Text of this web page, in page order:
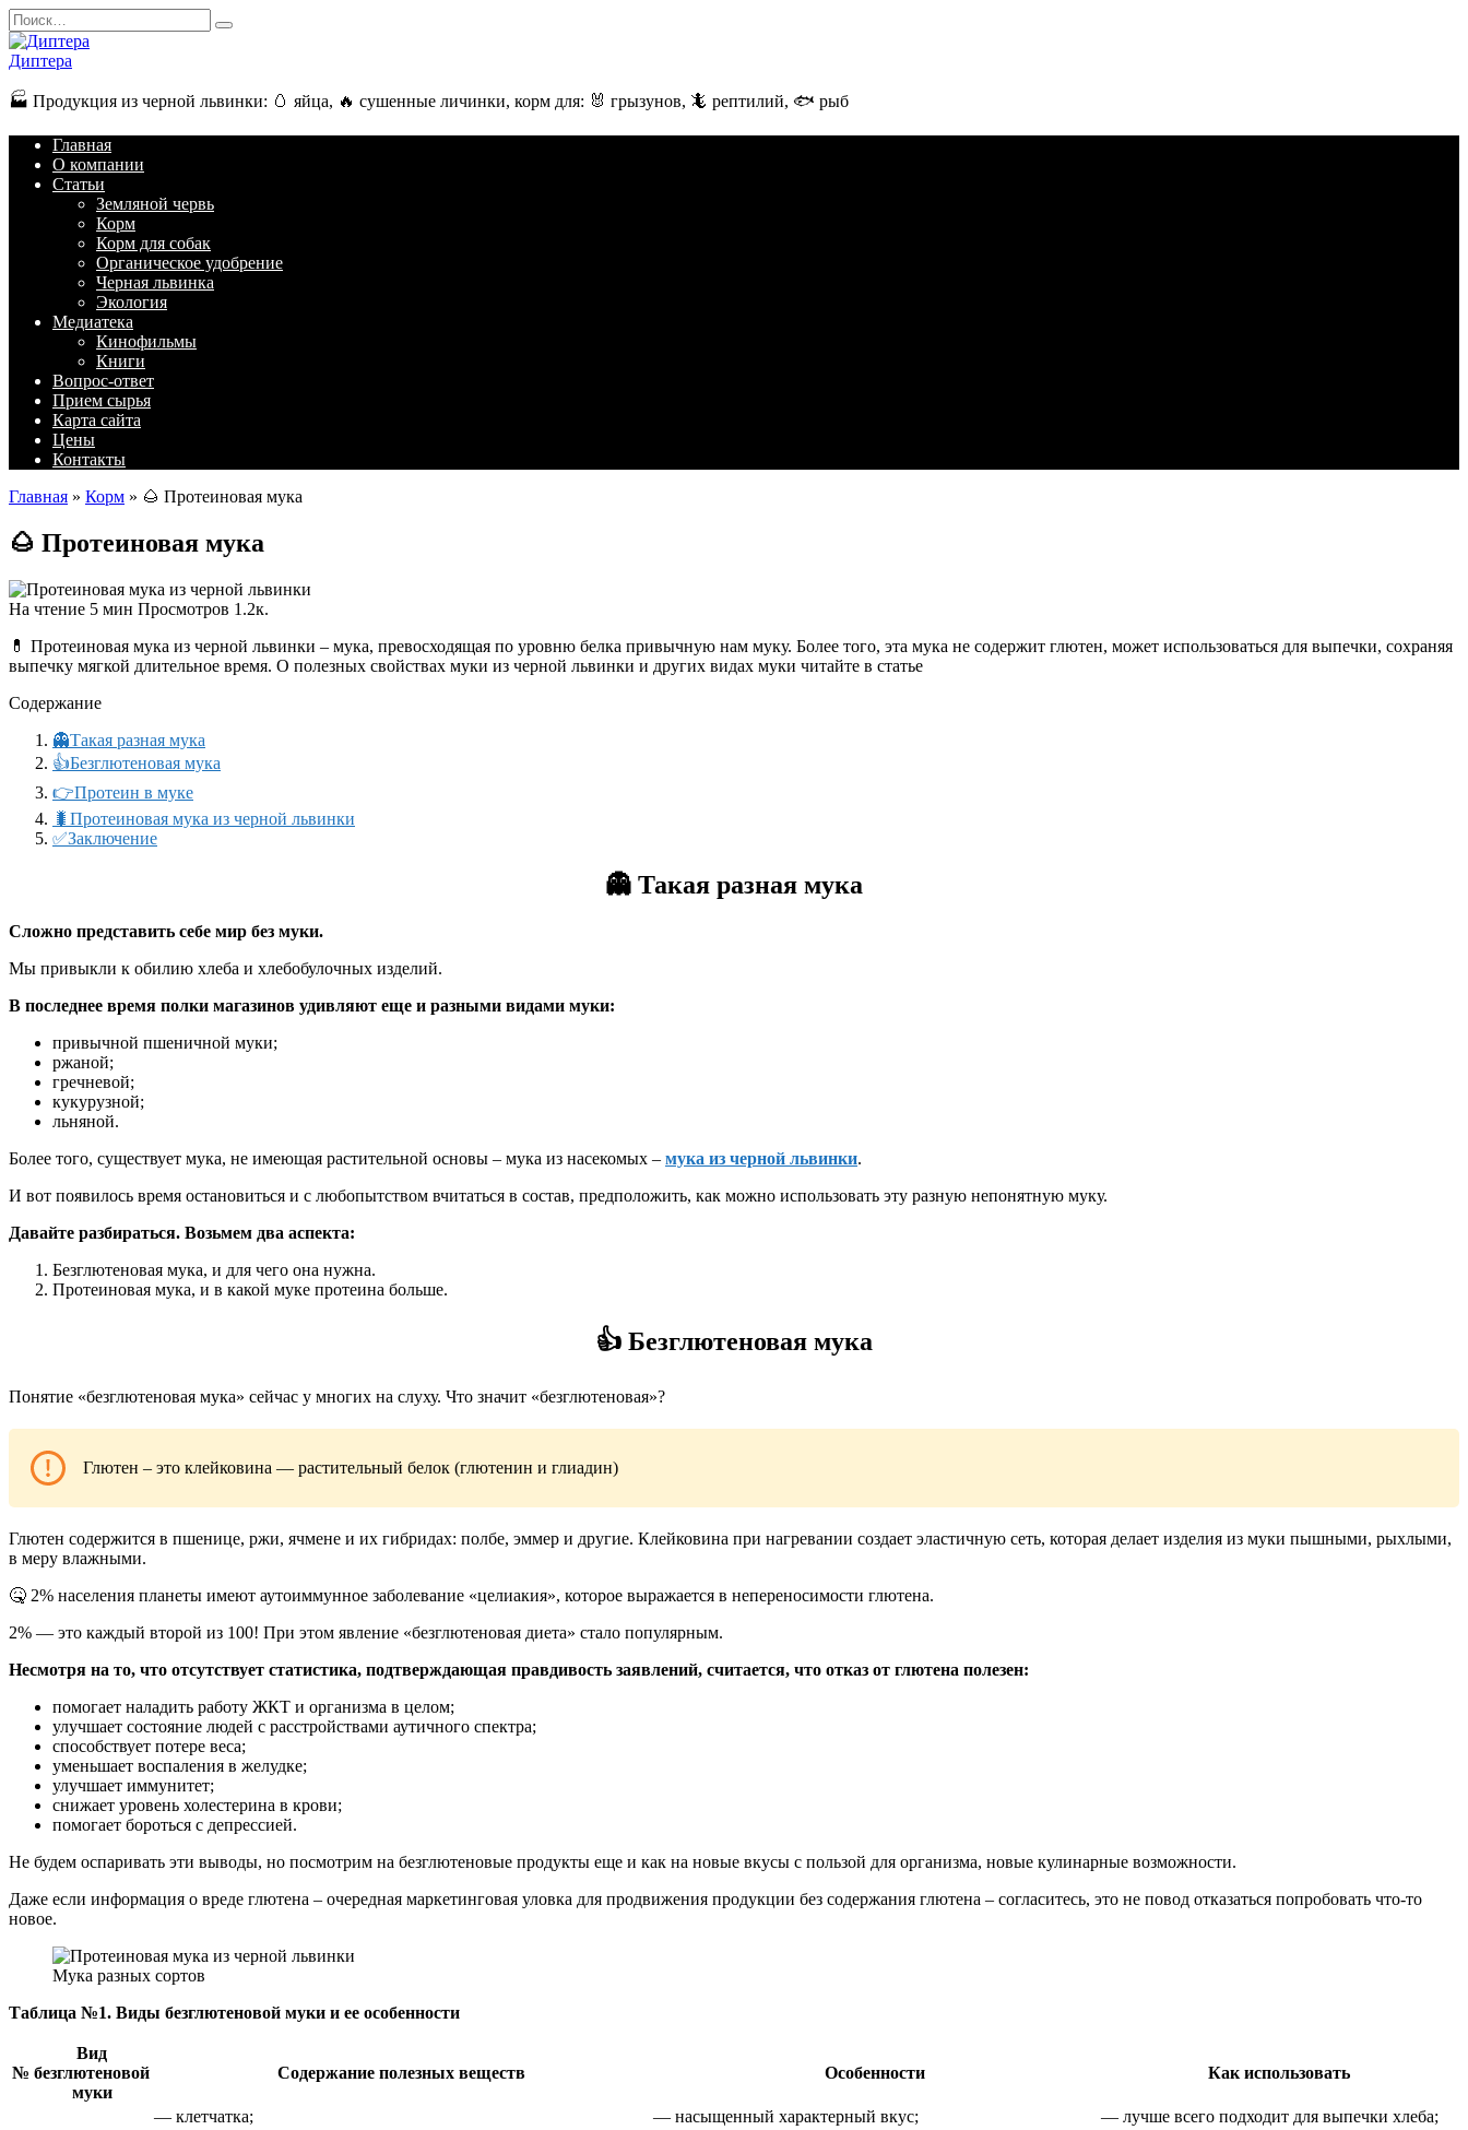
Перейти
к
содержанию
Search
for:
Диптера
🏭️ Продукция из черной львинки: 🥚 яйца, 🔥 сушенные личинки, корм для: 🐰 грызунов, 🦎 рептилий, 🐟 рыб
Главная
О компании
Статьи
Земляной червь
Корм
Корм для собак
Органическое удобрение
Черная львинка
Экология
Медиатека
Кинофильмы
Книги
Вопрос-ответ
Прием сырья
Карта сайта
Цены
Контакты
Главная » Корм » 🌰 Протеиновая мука
🌰 Протеиновая мука
На чтение 5 мин Просмотров 1.2к.
💊 Протеиновая мука из черной львинки – мука, превосходящая по уровню белка привычную нам муку. Более того, эта мука не содержит глютен, может использоваться для выпечки, сохраняя
выпечку мягкой длительное время. О полезных свойствах муки из черной львинки и других видах муки читайте в статье
Содержание
👻Такая разная мука
👍️Безглютеновая мука
👉Протеин в муке
🐛Протеиновая мука из черной львинки
✅Заключение
👻 Такая разная мука
Сложно представить себе мир без муки.
Мы привыкли к обилию хлеба и хлебобулочных изделий.
В последнее время полки магазинов удивляют еще и разными видами муки:
привычной пшеничной муки;
ржаной;
гречневой;
кукурузной;
льняной.
Более того, существует мука, не имеющая растительной основы – мука из насекомых – мука из черной львинки.
И вот появилось время остановиться и с любопытством вчитаться в состав, предположить, как можно использовать эту разную непонятную муку.
Давайте разбираться. Возьмем два аспекта:
Безглютеновая мука, и для чего она нужна.
Протеиновая мука, и в какой муке протеина больше.
👍️ Безглютеновая мука
Понятие «безглютеновая мука» сейчас у многих на слуху. Что значит «безглютеновая»?
Глютен – это клейковина — растительный белок (глютенин и глиадин)
Глютен содержится в пшенице, ржи, ячмене и их гибридах: полбе, эммер и другие. Клейковина при нагревании создает эластичную сеть, которая делает изделия из муки пышными, рыхлыми,
в меру влажными.
🤒 2% населения планеты имеют аутоиммунное заболевание «целиакия», которое выражается в непереносимости глютена.
2% — это каждый второй из 100! При этом явление «безглютеновая диета» стало популярным.
Несмотря на то, что отсутствует статистика, подтверждающая правдивость заявлений, считается, что отказ от глютена полезен:
помогает наладить работу ЖКТ и организма в целом;
улучшает состояние людей с расстройствами аутичного спектра;
способствует потере веса;
уменьшает воспаления в желудке;
улучшает иммунитет;
снижает уровень холестерина в крови;
помогает бороться с депрессией.
Не будем оспаривать эти выводы, но посмотрим на безглютеновые продукты еще и как на новые вкусы с пользой для организма, новые кулинарные возможности.
Даже если информация о вреде глютена – очередная маркетинговая уловка для продвижения продукции без содержания глютена – согласитесь, это не повод отказаться попробовать что-то
новое.
Мука разных сортов
Таблица №1. Виды безглютеновой муки и ее особенности
№
Вид
безглютеновой
муки
Содержание полезных веществ Особенности Как использовать
— клетчатка; — насыщенный характерный вкус;
— лучше всего подходит для выпечки хлеба;